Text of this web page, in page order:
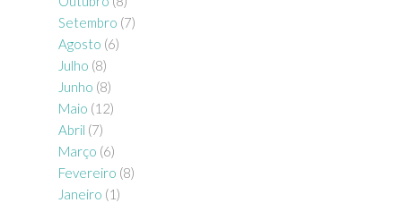
Setembro (7)
Agosto (6)
Julho (8)
Junho (8)
Maio (12)
Abril (7)
Março (6)
Fevereiro (8)
Janeiro (1)